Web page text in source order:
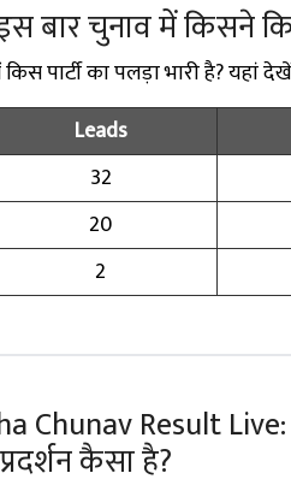
बार चुनाव में किसने
पार्टी का पलड़ा भारी है?
Leads
32
20
2
Chunav Result
कैसा है?